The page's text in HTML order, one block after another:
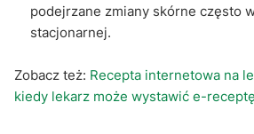
podejrzane zmiany skórne często
stacjonarnej.
Zobacz też: Recepta internetowa na
kiedy lekarz może wystawić e-receptę